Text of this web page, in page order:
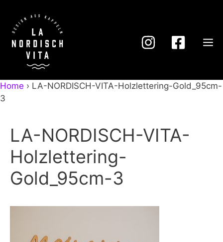
Inhalt
springen
Home › LA-NORDISCH-VITA-Holzlettering-Gold_95cm-
3
LA-NORDISCH-VITA-
Holzlettering-
Gold_95cm-3